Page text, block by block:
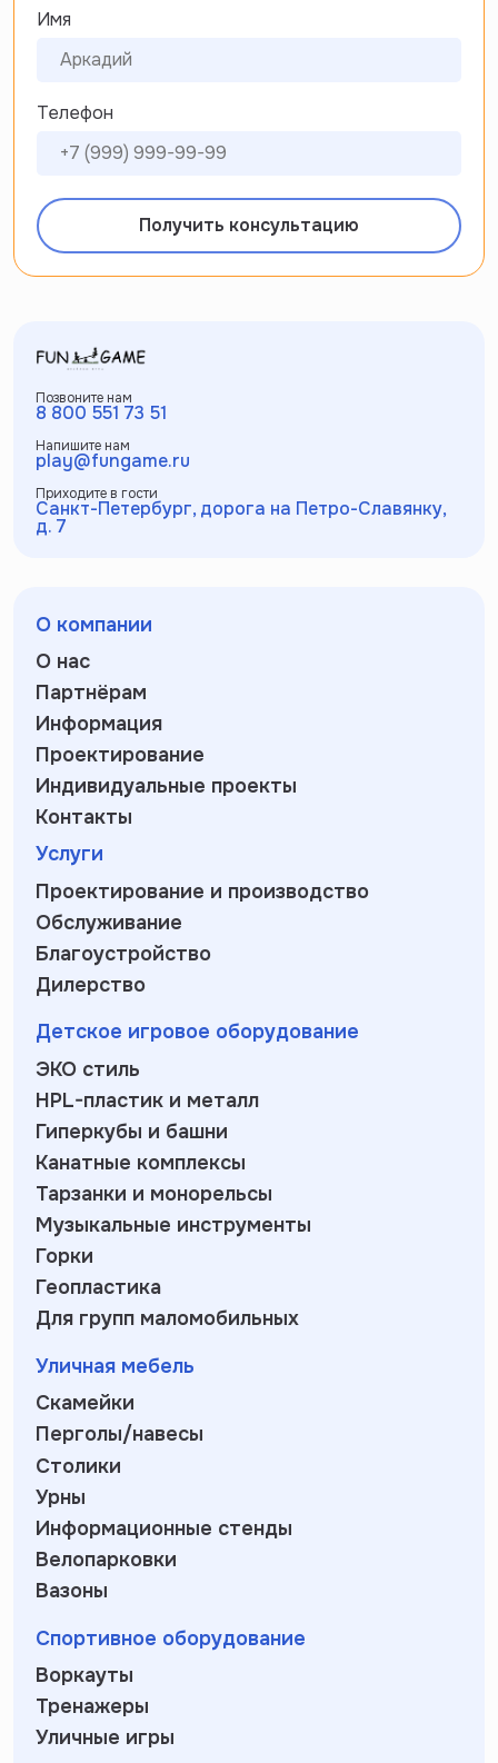
Имя
Телефон
Получить консультацию
Позвоните нам
8 800 551 73 51
Напишите нам
play@fungame.ru
Приходите в гости
Санкт-Петербург, дорога на Петро-Славянку,
д. 7
О компании
О нас
Партнёрам
Информация
Проектирование
Индивидуальные проекты
Контакты
Услуги
Проектирование и производство
Обслуживание
Благоустройство
Дилерство
Детское игровое оборудование
ЭКО стиль
HPL-пластик и металл
Гиперкубы и башни
Канатные комплексы
Тарзанки и монорельсы
Музыкальные инструменты
Горки
Геопластика
Для групп маломобильных
Уличная мебель
Скамейки
Перголы/навесы
Столики
Урны
Информационные стенды
Велопарковки
Вазоны
Спортивное оборудование
Воркауты
Тренажеры
Уличные игры